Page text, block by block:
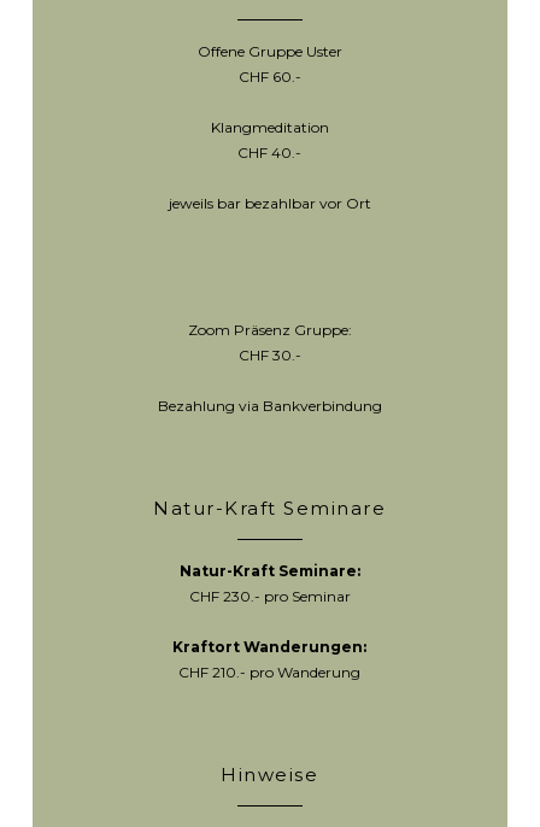
Offene Gruppe Uster
CHF 60.-
Klangmeditation
CHF 40.-
jeweils bar bezahlbar vor Ort
Zoom Präsenz Gruppe:
CHF 30.-
Bezahlung via Bankverbindung
Natur-Kraft Seminare
Natur-Kraft Seminare:
CHF 230.- pro Seminar
Kraftort Wanderungen:
CHF 210.- pro Wanderung
Hinweise